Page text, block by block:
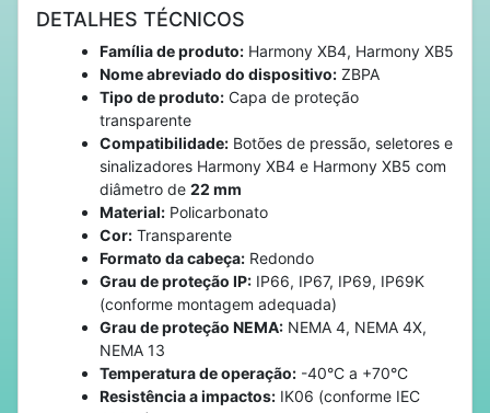
DETALHES TÉCNICOS
Família de produto: Harmony XB4, Harmony XB5
Nome abreviado do dispositivo: ZBPA
Tipo de produto: Capa de proteção
transparente
Compatibilidade: Botões de pressão, seletores e
sinalizadores Harmony XB4 e Harmony XB5 com
diâmetro de 22 mm
Material: Policarbonato
Cor: Transparente
Formato da cabeça: Redondo
Grau de proteção IP: IP66, IP67, IP69, IP69K
(conforme montagem adequada)
Grau de proteção NEMA: NEMA 4, NEMA 4X,
NEMA 13
Temperatura de operação: -40°C a +70°C
Resistência a impactos: IK06 (conforme IEC